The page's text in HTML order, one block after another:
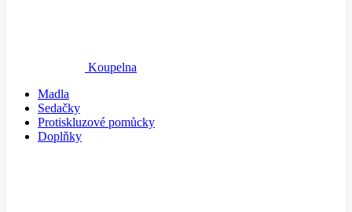
Koupelna
Madla
Sedačky
Protiskluzové pomůcky
Doplňky